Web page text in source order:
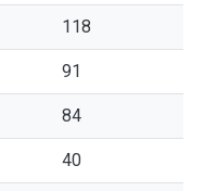
118
91
84
40